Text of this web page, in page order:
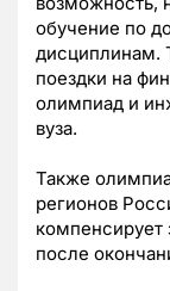
обучение по
дисциплинам.
поездки на
олимпиад и
вуза.
Также
регионов
компенсирует
после